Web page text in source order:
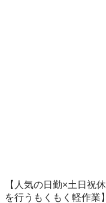
【人気の日勤×土日祝
を行うもくもく軽作業】